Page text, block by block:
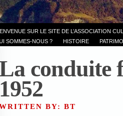
SUR LE SITE DE L’ASSOCIATION
SOMMES-NOUS ?
HISTOIRE
conduite
1952
BY: BT